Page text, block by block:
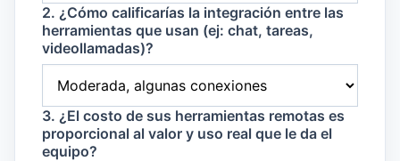
2. ¿Cómo calificarías la integración entre las
herramientas que usan (ej: chat, tareas,
videollamadas)?
3. ¿El costo de sus herramientas remotas es
proporcional al valor y uso real que le da el
equipo?